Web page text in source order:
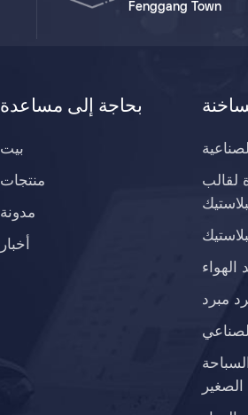
Fenggang Town
بحاجة إلى مساعدة
بيت
منتجات
مدونة
أخبار
لقالب
الهواء
مبرد